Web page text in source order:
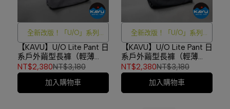
全新改版！「U/O」系列
2.0
【KAVU】U/O Lite Pant 日
系戶外繭型長褲（輕薄
款） 灰色 中性款 #LE003
NT$2,380NT$3,180
加入購物車
全新改版！「U/O」系列
2.0
【KAVU】U/O Lite Pant 日
系戶外繭型長褲（輕薄
款） 黑色 中性款 #LE003
NT$2,380NT$3,180
加入購物車